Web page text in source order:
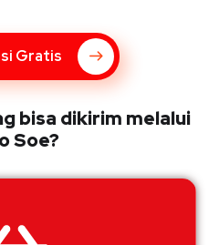
Gratis
bisa dikirim melalui
Soe?